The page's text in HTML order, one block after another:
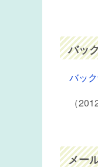
バッ
バッ
（
メー